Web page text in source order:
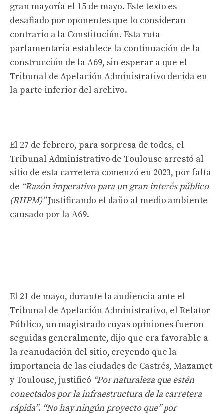
gran mayoría el 15 de mayo. Este texto es
desafiado por oponentes que lo consideran
contrario a la Constitución. Esta ruta
parlamentaria establece la continuación de la
construcción de la A69, sin esperar a que el
Tribunal de Apelación Administrativo decida en
la parte inferior del archivo.
El 27 de febrero, para sorpresa de todos, el
Tribunal Administrativo de Toulouse arrestó al
sitio de esta carretera comenzó en 2023, por falta
de “Razón imperativo para un gran interés público
(RIIPM)”Justificando el daño al medio ambiente
causado por la A69.
El 21 de mayo, durante la audiencia ante el
Tribunal de Apelación Administrativo, el Relator
Público, un magistrado cuyas opiniones fueron
seguidas generalmente, dijo que era favorable a
la reanudación del sitio, creyendo que la
importancia de las ciudades de Castrés, Mazamet
y Toulouse, justificó “Por naturaleza que estén
conectados por la infraestructura de la carretera
rápida”. “No hay ningún proyecto que” por